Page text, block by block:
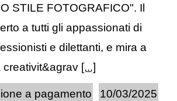
STILE FOTOGRAFICO". Il
a tutti gli appassionati di
e dilettanti, e mira a
creativit&agrav [...]
10/03/2025
a pagamento